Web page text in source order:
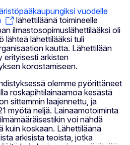
vuodelle
lähettiläänä toimineelle
ilmastosopimuslähettilääksi oli
lähteä lähettilääksi tuli
kautta. Lähettilään
erityisesti arkisten
korostamiseen.
olemme pyörittäneet
roskapihtilainaamoa kesästä
sittemmin laajennettu, ja
myötä neljä. Lainaamotoiminta
voi nähdä
kuin koskaan. Lähettiläänä
arkisista teoista, jotka